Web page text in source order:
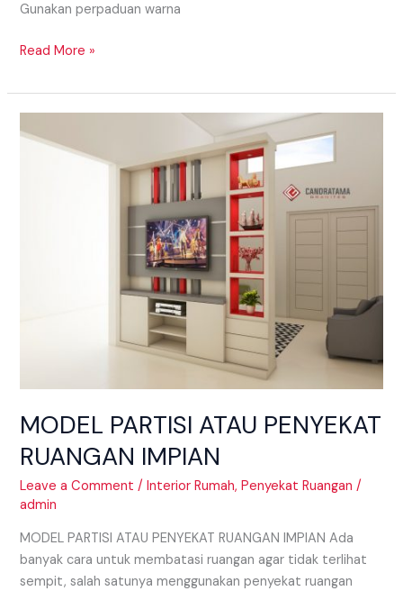
Gunakan perpaduan warna
Read More »
MODEL PARTISI ATAU PENYEKAT
RUANGAN IMPIAN
Leave a Comment /Interior Rumah,Penyekat Ruangan /
admin
MODEL PARTISI ATAU PENYEKAT RUANGAN IMPIAN Ada
banyak cara untuk membatasi ruangan agar tidak terlihat
sempit, salah satunya menggunakan penyekat ruangan
PARTISI